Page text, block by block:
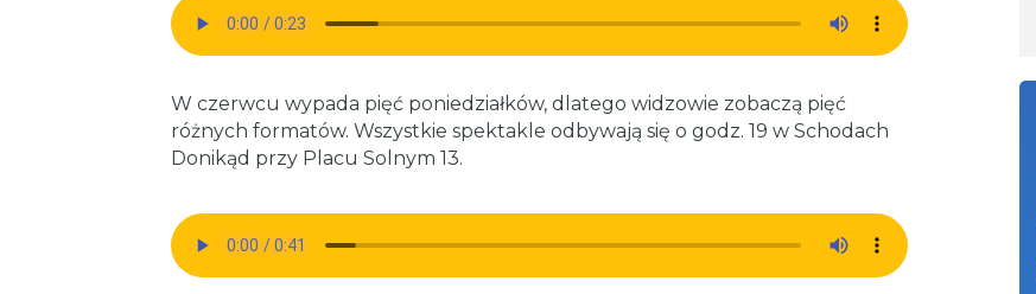
W czerwcu wypada pięć poniedziałków, dlatego widzowie zobaczą pięć
różnych formatów. Wszystkie spektakle odbywają się o godz. 19 w Schodach
Donikąd przy Placu Solnym 13.